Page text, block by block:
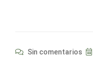
Sin comentarios